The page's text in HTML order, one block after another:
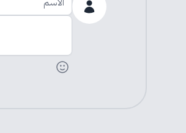
اضف تعليقك